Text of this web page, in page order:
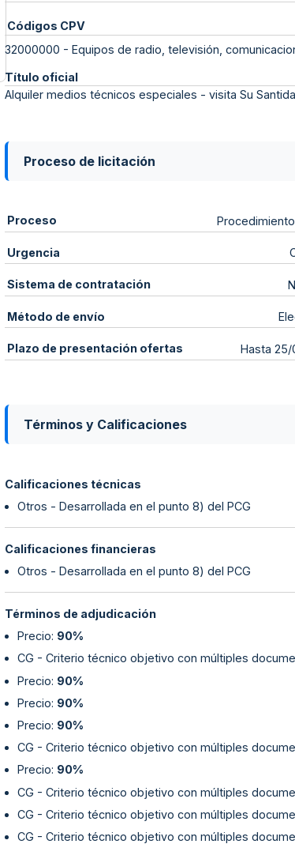
Códigos CPV
32000000 - Equipos de radio, televisión,
Título oficial
Alquiler medios técnicos especiales - visita Su
Proceso de licitación
Proceso
Urgencia
Sistema de contratación
Método de envío
Plazo de presentación ofertas Hasta
Términos y Calificaciones
Calificaciones técnicas
Otros - Desarrollada en el punto 8) del PCG
Calificaciones financieras
Otros - Desarrollada en el punto 8) del PCG
Términos de adjudicación
Precio: 90%
CG - Criterio técnico objetivo con múltiples
Precio: 90%
Precio: 90%
Precio: 90%
CG - Criterio técnico objetivo con múltiples
Precio: 90%
CG - Criterio técnico objetivo con múltiples
CG - Criterio técnico objetivo con múltiples
CG - Criterio técnico objetivo con múltiples